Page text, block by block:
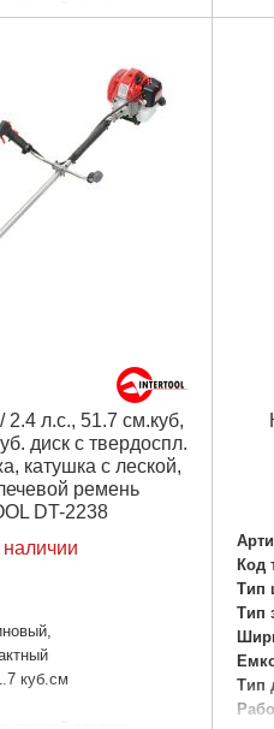
3-х лопастной нож,
2.4 л.c., 51.7 см.куб,
диск с твердоспл.
катушка с леской,
ремень
DT-2238
наличии
куб.см
Код
Тип
Тип
Тип